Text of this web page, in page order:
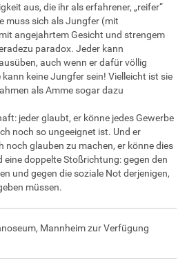
aus, die ihr als erfahrener, „reifer“
muss sich als Jungfer (mit
angejahrtem Gesicht und strengem
paradox. Jeder kann
auch wenn er dafür völlig
keine Jungfer sein! Vielleicht ist sie
als Amme sogar dazu
jeder glaubt, er könne jedes Gewerbe
noch so ungeeignet ist. Und er
noch glauben zu machen, er könne dies
eine doppelte Stoßrichtung: gegen den
und gegen die soziale Not derjenigen,
müssen.
Mannheim zur Verfügung